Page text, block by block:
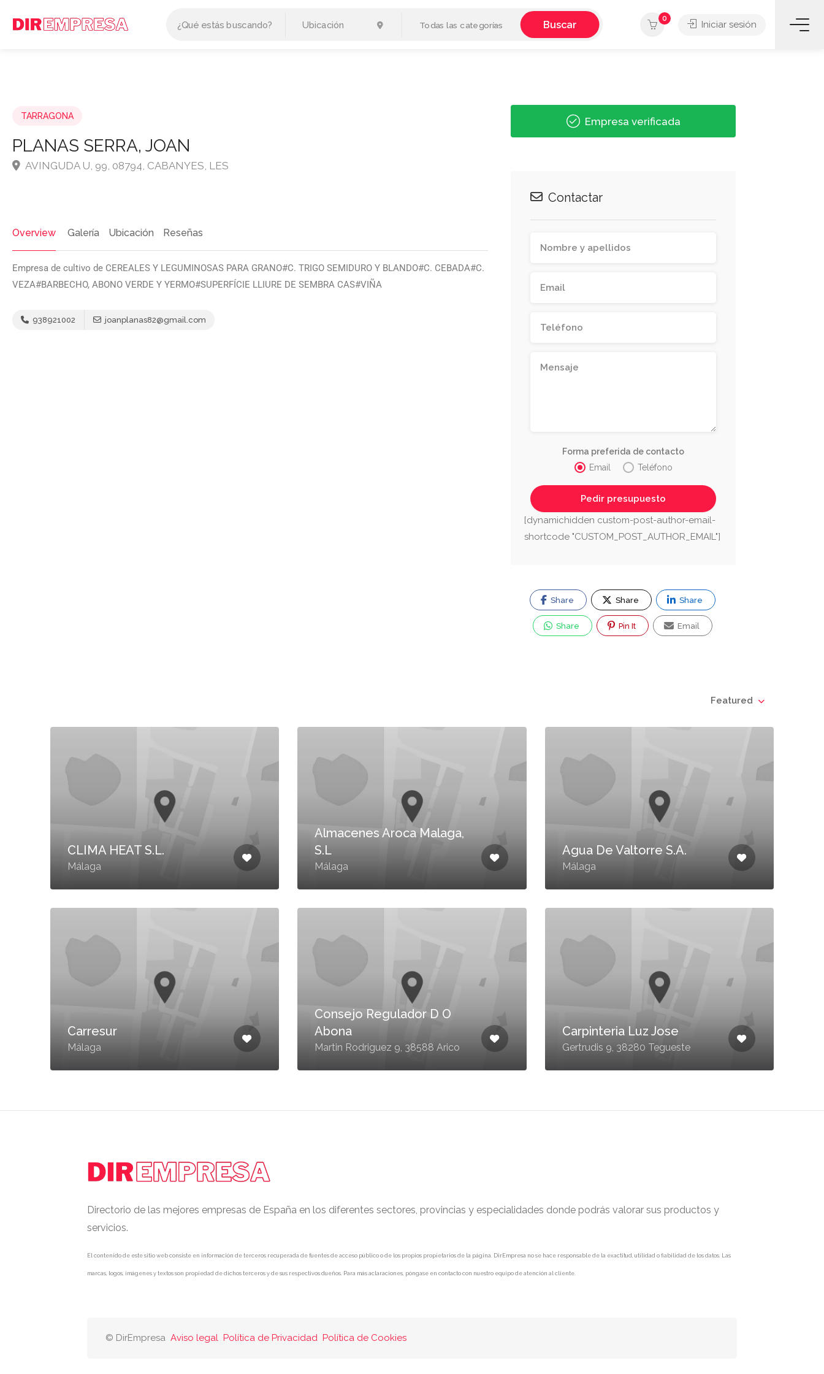
Todas las categorías Buscar 0
Iniciar sesión
TARRAGONA
PLANAS SERRA, JOAN
AVINGUDA U, 99, 08794, CABANYES, LES
Overview Galería Ubicación Reseñas
Empresa de cultivo de CEREALES Y LEGUMINOSAS PARA GRANO#C. TRIGO SEMIDURO Y BLANDO#C. CEBADA#C.
VEZA#BARBECHO, ABONO VERDE Y YERMO#SUPERFÍCIE LLIURE DE SEMBRA CAS#VIÑA
938921002 joanplanas82@gmail.com
Empresa verificada
Contactar
Forma preferida de contacto
Email
Teléfono
[dynamichidden custom-post-author-email-
shortcode "CUSTOM_POST_AUTHOR_EMAIL"]
Share Share Share
Share Pin It Email
Featured
CLIMA HEAT S.L.
Málaga
Almacenes Aroca Malaga,
S.L
Málaga
Agua De Valtorre S.A.
Málaga
Carresur
Málaga
Consejo Regulador D O
Abona
Martin Rodriguez 9, 38588 Arico
Carpinteria Luz Jose
Gertrudis 9, 38280 Tegueste
Directorio de las mejores empresas de España en los diferentes sectores, provincias y especialidades donde podrás valorar sus productos y
servicios.
El contenido de este sitio web consiste en información de terceros recuperada de fuentes de acceso público o de los propios propietarios de la página. DirEmpresa no se hace responsable de la exactitud, utilidad o fiabilidad de los datos. Las
marcas, logos, imágenes y textos son propiedad de dichos terceros y de sus respectivos dueños. Para más aclaraciones, póngase en contacto con nuestro equipo de atención al cliente.
© DirEmpresa Aviso legal Política de Privacidad Política de Cookies